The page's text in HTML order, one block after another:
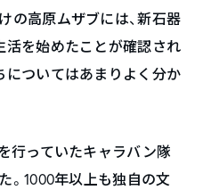
の高原ムザブには、新石器
活を始めたことが確認され
についてはあまりよく分か
行っていたキャラバン隊
。1000年以上も独自の文